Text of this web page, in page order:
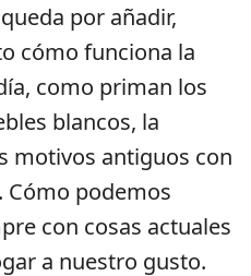
por añadir,
cómo funciona la
como priman los
blancos, la
motivos antiguos con
podemos
con cosas actuales
a nuestro gusto.